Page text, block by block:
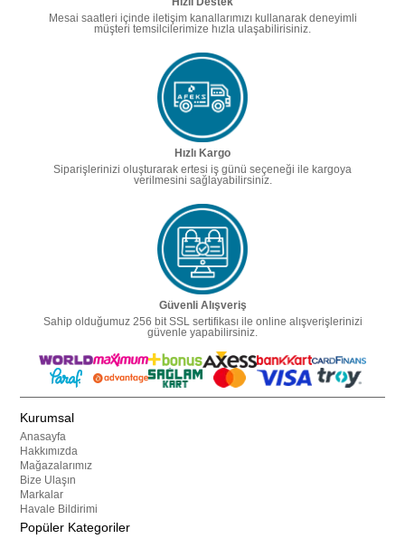
Mesai saatleri içinde iletişim kanallarımızı kullanarak deneyimli
müşteri temsilcilerimize hızla ulaşabilirisiniz.
Hızlı Kargo
Siparişlerinizi oluşturarak ertesi iş günü seçeneği ile kargoya
verilmesini sağlayabilirsiniz.
Güvenli Alışveriş
Sahip olduğumuz 256 bit SSL sertifikası ile online alışverişlerinizi
güvenle yapabilirsiniz.
Kurumsal
Anasayfa
Hakkımızda
Mağazalarımız
Bize Ulaşın
Markalar
Havale Bildirimi
Popüler Kategoriler